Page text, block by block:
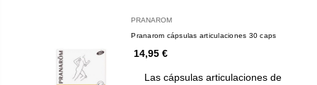
PRANAROM
Pranarom cápsulas articulaciones 30 caps
14,95 €
Las cápsulas articulaciones de